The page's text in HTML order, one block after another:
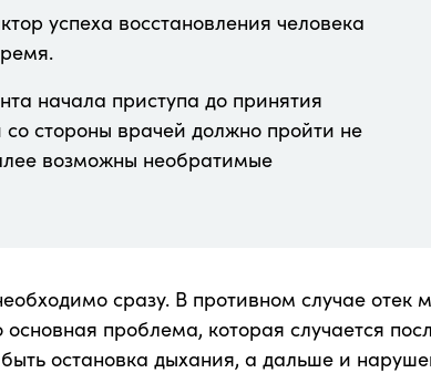
успеха восстановления человека
начала приступа до принятия
со стороны врачей должно пройти не
возможны необратимые
сразу. В противном случае отек
основная проблема, которая случается
остановка дыхания, а дальше и